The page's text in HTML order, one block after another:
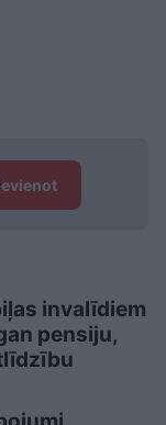
invalīdiem
pensiju,